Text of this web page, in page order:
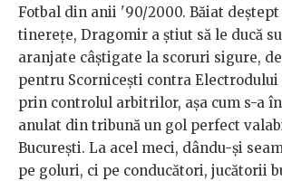
Fotbal din anii '90/2000. Băiat
tinerețe, Dragomir a știut să le ducă
aranjate câștigate la scoruri sigure,
pentru Scornicești contra Electrodului
prin controlul arbitrilor, așa cum s-a
anulat din tribună un gol perfect
București. La acel meci, dându-și
pe goluri, ci pe conducători, jucătorii